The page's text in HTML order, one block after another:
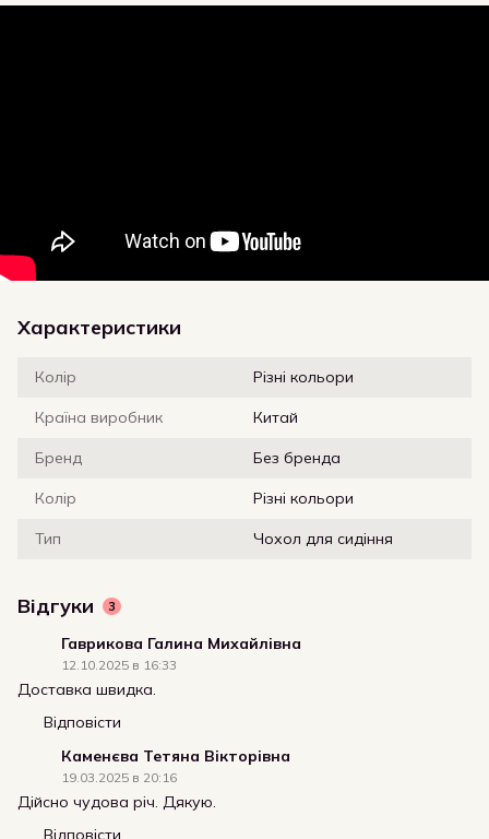
Характеристики
Колір Різні кольори
Країна виробник Китай
Бренд Без бренда
Колір Різні кольори
Тип Чохол для сидіння
Відгуки 3
Гаврикова Галина Михайлівна
12.10.2025 в 16:33
Доставка швидка.
Відповісти
Каменєва Тетяна Вікторівна
19.03.2025 в 20:16
Дійсно чудова річ. Дякую.
Відповісти